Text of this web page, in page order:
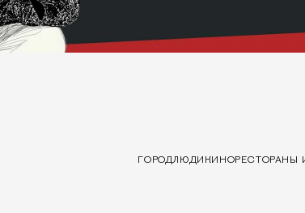
ГОРОДЛЮДИ КИНОРЕСТОРАНЫ